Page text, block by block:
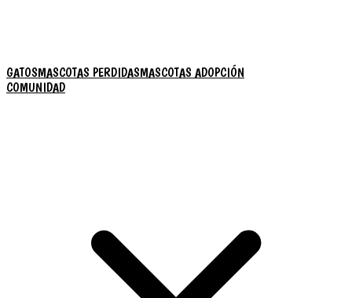
GATOSMASCOTAS PERDIDASMASCOTAS ADOPCIÓN
COMUNIDAD